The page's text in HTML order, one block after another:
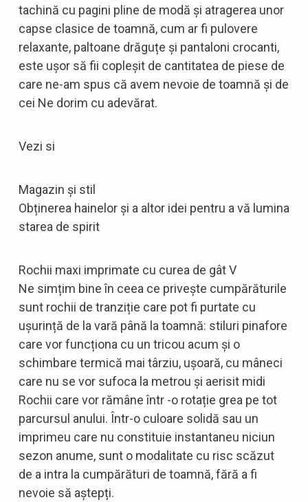
tachină cu pagini pline de modă și atragerea unor
capse clasice de toamnă, cum ar fi pulovere
relaxante, paltoane drăguțe și pantaloni crocanti,
este ușor să fii copleșit de cantitatea de piese de
care ne-am spus că avem nevoie de toamnă și de
cei Ne dorim cu adevărat.
Vezi si
Magazin și stil
Obținerea hainelor și a altor idei pentru a vă lumina
starea de spirit
Rochii maxi imprimate cu curea de gât V
Ne simțim bine în ceea ce privește cumpărăturile
sunt rochii de tranziție care pot fi purtate cu
ușurință de la vară până la toamnă: stiluri pinafore
care vor funcționa cu un tricou acum și o
schimbare termică mai târziu, ușoară, cu mâneci
care nu se vor sufoca la metrou și aerisit midi
Rochii care vor rămâne într -o rotație grea pe tot
parcursul anului. Într-o culoare solidă sau un
imprimeu care nu constituie instantaneu niciun
sezon anume, sunt o modalitate cu risc scăzut
de a intra la cumpărături de toamnă, fără a fi
nevoie să aștepți.